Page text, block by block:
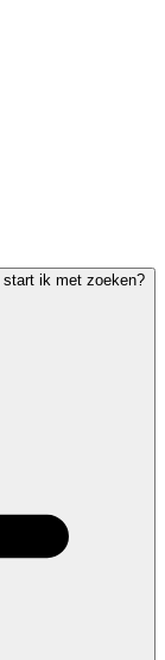
ik met zoeken?